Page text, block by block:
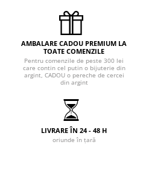
AMBALARE CADOU PREMIUM LA
TOATE COMENZILE
Pentru comenzile de peste 300 lei
care contin cel putin o bijuterie din
argint, CADOU o pereche de cercei
din argint
LIVRARE ÎN 24 - 48 H
oriunde în țară